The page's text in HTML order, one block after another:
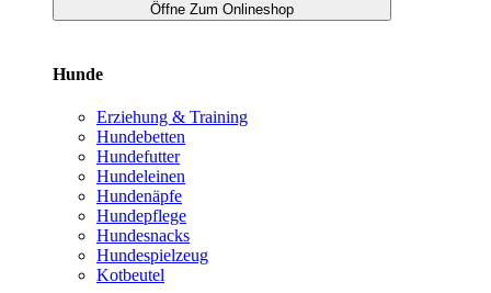
Öffne Zum Onlineshop
Hunde
Erziehung & Training
Hundebetten
Hundefutter
Hundeleinen
Hundenäpfe
Hundepflege
Hundesnacks
Hundespielzeug
Kotbeutel